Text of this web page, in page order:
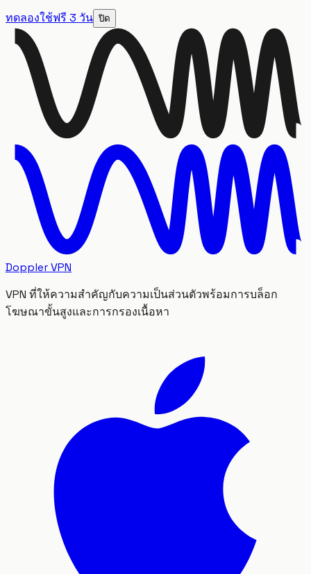
ทดลองใช้ฟรี 3 วัน ปิด
Doppler VPN
VPN ที่ให้ความสำคัญกับความเป็นส่วนตัวพร้อมการบล็อก
โฆษณาขั้นสูงและการกรองเนื้อหา